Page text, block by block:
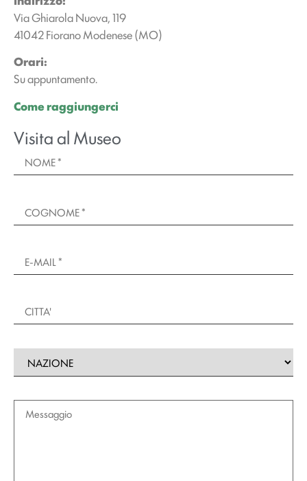
Via Ghiarola Nuova, 119
41042 Fiorano Modenese (MO)
Orari:
Su appuntamento.
Come raggiungerci
Visita al Museo